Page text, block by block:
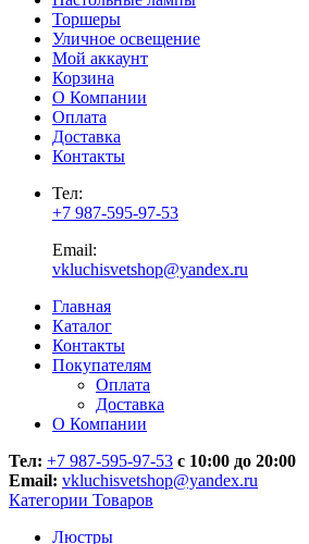
Торшеры
Уличное освещение
Мой аккаунт
Корзина
О Компании
Оплата
Доставка
Контакты
Тел:
+7 987-595-97-53
Email:
vkluchisvetshop@yandex.ru
Главная
Каталог
Контакты
Покупателям
Оплата
Доставка
О Компании
Тел: +7 987-595-97-53 с 10:00 до 20:00
Email: vkluchisvetshop@yandex.ru
Категории Товаров
Люстры